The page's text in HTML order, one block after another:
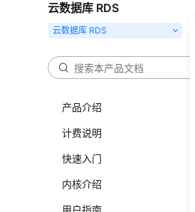
云数据库 RDS
产品介绍
计费说明
快速入门
内核介绍
用户指南